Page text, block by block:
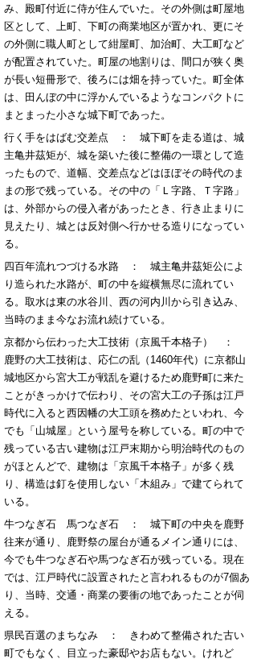
み、殿町付近に侍が住んでいた。その外側は町屋地
区として、上町、下町の商業地区が置かれ、更にそ
の外側に職人町として紺屋町、加治町、大工町など
が配置されていた。町屋の地割りは、間口が狭く奥
が長い短冊形で、後ろには畑を持っていた。町全体
は、田んぼの中に浮かんでいるようなコンパクトに
まとまった小さな城下町であった。
行く手をはばむ交差点 ： 城下町を走る道は、城
主亀井茲矩が、城を築いた後に整備の一環として造
ったもので、道幅、交差点などはほぼその時代のま
まの形で残っている。その中の「Ｌ字路、Ｔ字路」
は、外部からの侵入者があったとき、行き止まりに
見えたり、城とは反対側へ行かせる造りになってい
る。
四百年流れつづける水路 ： 城主亀井茲矩公によ
り造られた水路が、町の中を縦横無尽に流れてい
る。取水は東の水谷川、西の河内川から引き込み、
当時のまま今なお流れ続けている。
京都から伝わった大工技術（京風千本格子） ：
鹿野の大工技術は、応仁の乱（1460年代）に京都山
城地区から宮大工が戦乱を避けるため鹿野町に来た
ことがきっかけで伝わり、その宮大工の子孫は江戸
時代に入ると西因幡の大工頭を務めたといわれ、今
でも「山城屋」という屋号を称している。町の中で
残っている古い建物は江戸末期から明治時代のもの
がほとんどで、建物は「京風千本格子」が多く残
り、構造は釘を使用しない「木組み」で建てられて
いる。
牛つなぎ石 馬つなぎ石 ： 城下町の中央を鹿野
往来が通り、鹿野祭の屋台が通るメイン通りには、
今でも牛つなぎ石や馬つなぎ石が残っている。現在
では、江戸時代に設置されたと言われるものが7個あ
り、当時、交通・商業の要衝の地であったことが伺
える。
県民百選のまちなみ ： きわめて整備された古い
町でもなく、目立った豪邸やお店もない。けれど